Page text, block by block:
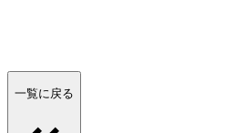
一覧に戻る